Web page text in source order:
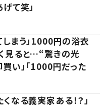
て笑」
しまう」1000円の浴衣
見ると…“驚きの光
い」「1000円だった
なる義実家ある！？」